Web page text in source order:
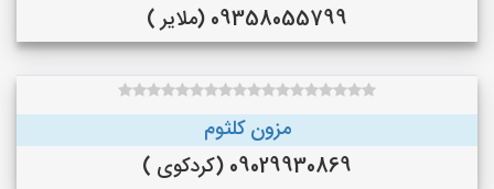
09358055799 (ملایر )
مزون کلثوم
09029930869 (کردکوی )